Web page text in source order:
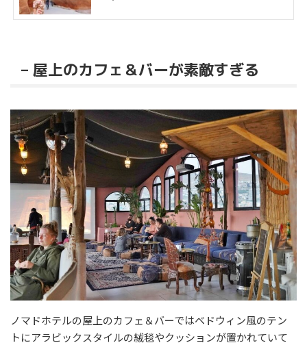
– 屋上のカフェ＆バーが素敵すぎる
ノマドホテルの屋上のカフェ＆バーではベドウィン風のテン
トにアラビックスタイルの絨毯やクッションが置かれていて